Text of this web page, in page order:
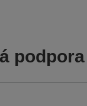
podpora